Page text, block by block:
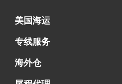
美国海运
海运拼柜
海运整柜
美国海卡
加拿大海运
专线服务
FBA专线直送
超大件专线
AWD专线
电池专线
海外仓
一件代发
FBA中转
贴标换标
拆柜/存储